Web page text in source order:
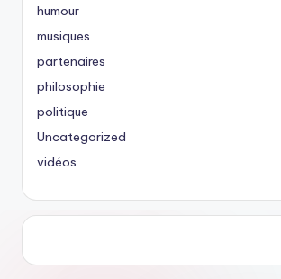
humour
musiques
partenaires
philosophie
politique
Uncategorized
vidéos